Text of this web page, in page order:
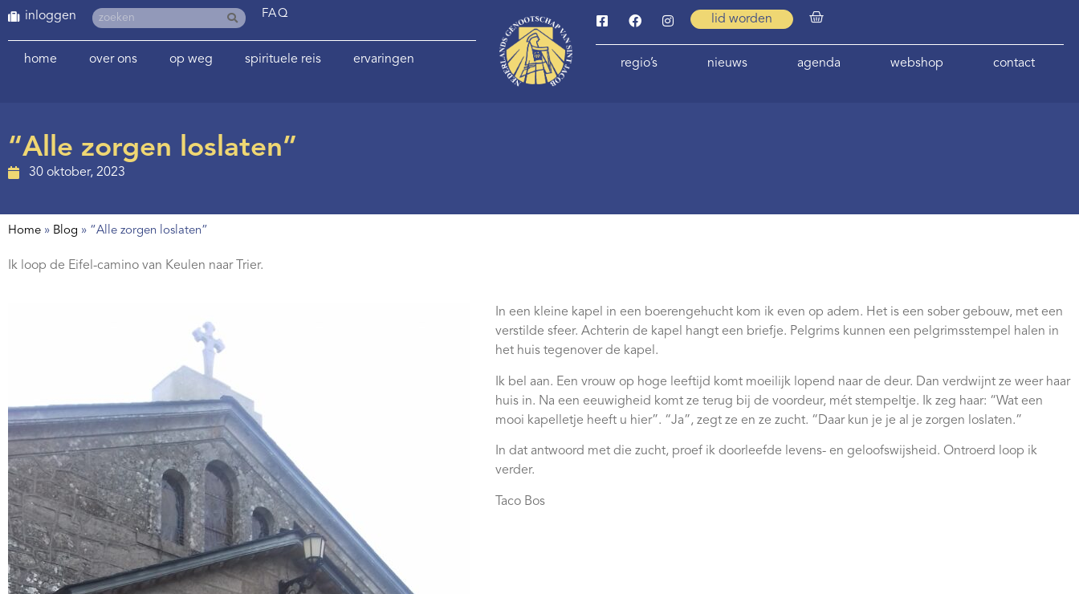
inloggen FAQ
home over ons op weg spirituele reis ervaringen
lid worden
regio’s nieuws agenda webshop contact
“Alle zorgen loslaten”
30 oktober, 2023
Home » Blog » “Alle zorgen loslaten”
Ik loop de Eifel-camino van Keulen naar Trier.
In een kleine kapel in een boerengehucht kom ik even op adem. Het is een sober gebouw, met een
verstilde sfeer. Achterin de kapel hangt een briefje. Pelgrims kunnen een pelgrimsstempel halen in
het huis tegenover de kapel.
Ik bel aan. Een vrouw op hoge leeftijd komt moeilijk lopend naar de deur. Dan verdwijnt ze weer haar
huis in. Na een eeuwigheid komt ze terug bij de voordeur, mét stempeltje. Ik zeg haar: “Wat een
mooi kapelletje heeft u hier”. “Ja”, zegt ze en ze zucht. “Daar kun je je al je zorgen loslaten.”
In dat antwoord met die zucht, proef ik doorleefde levens- en geloofswijsheid. Ontroerd loop ik
verder.
Taco Bos